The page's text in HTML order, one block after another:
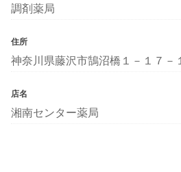
調剤薬局
住所
神奈川県藤沢市鵠沼橋１－１７－
店名
湘南センター薬局